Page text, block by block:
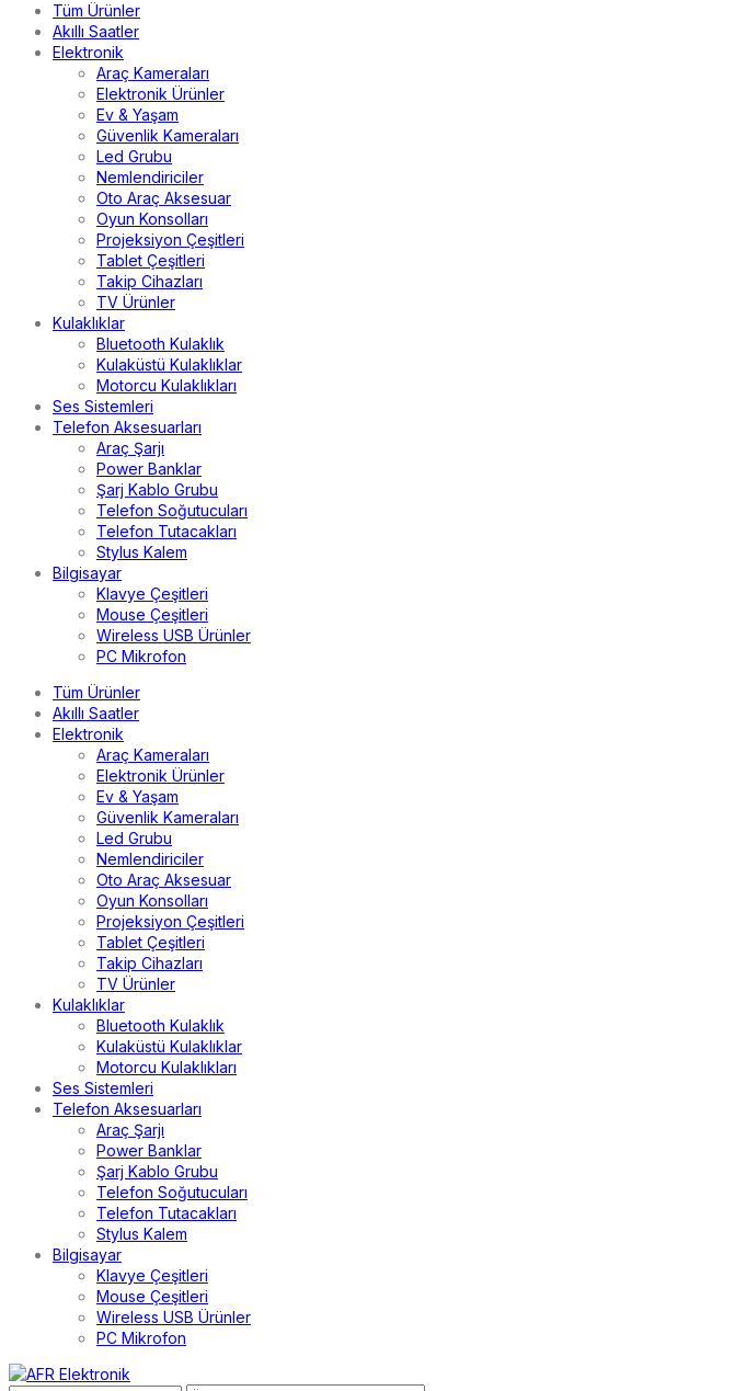
Tüm Ürünler
Akıllı Saatler
Elektronik
Araç Kameraları
Elektronik Ürünler
Ev & Yaşam
Güvenlik Kameraları
Led Grubu
Nemlendiriciler
Oto Araç Aksesuar
Oyun Konsolları
Projeksiyon Çeşitleri
Tablet Çeşitleri
Takip Cihazları
TV Ürünler
Kulaklıklar
Bluetooth Kulaklık
Kulaküstü Kulaklıklar
Motorcu Kulaklıkları
Ses Sistemleri
Telefon Aksesuarları
Araç Şarjı
Power Banklar
Şarj Kablo Grubu
Telefon Soğutucuları
Telefon Tutacakları
Stylus Kalem
Bilgisayar
Klavye Çeşitleri
Mouse Çeşitleri
Wireless USB Ürünler
PC Mikrofon
Tüm Ürünler
Akıllı Saatler
Elektronik
Araç Kameraları
Elektronik Ürünler
Ev & Yaşam
Güvenlik Kameraları
Led Grubu
Nemlendiriciler
Oto Araç Aksesuar
Oyun Konsolları
Projeksiyon Çeşitleri
Tablet Çeşitleri
Takip Cihazları
TV Ürünler
Kulaklıklar
Bluetooth Kulaklık
Kulaküstü Kulaklıklar
Motorcu Kulaklıkları
Ses Sistemleri
Telefon Aksesuarları
Araç Şarjı
Power Banklar
Şarj Kablo Grubu
Telefon Soğutucuları
Telefon Tutacakları
Stylus Kalem
Bilgisayar
Klavye Çeşitleri
Mouse Çeşitleri
Wireless USB Ürünler
PC Mikrofon